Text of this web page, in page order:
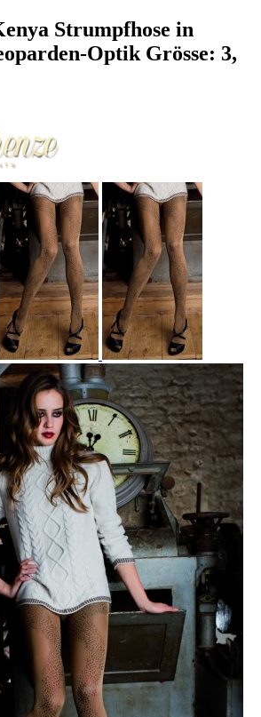
Strumpfhose in
Optik Grösse: 3,